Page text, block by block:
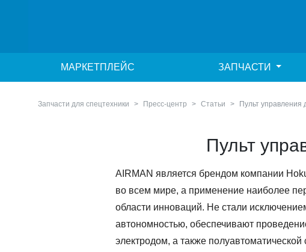
МАРКЕТПЛЕЙС ЗАПЧАСТИ
Запчасти для спецтехники Пресс-центр Статьи Пульт управления
Пульт
AIRMAN является брендом компании
во всем мире, а применение наиболее
области инноваций. Не стали
автономностью, обеспечивают
электродом, а также